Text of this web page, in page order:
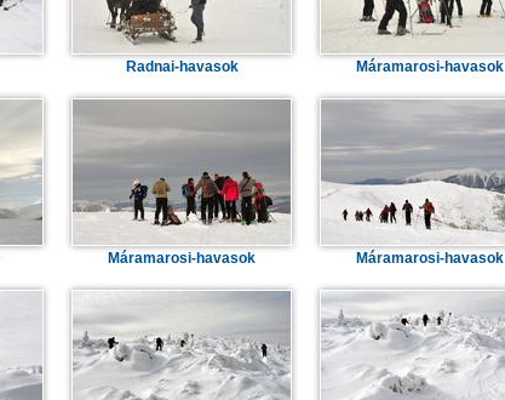
Radnai-havasok Máramarosi-havasok
Máramarosi-havasok Máramarosi-havasok